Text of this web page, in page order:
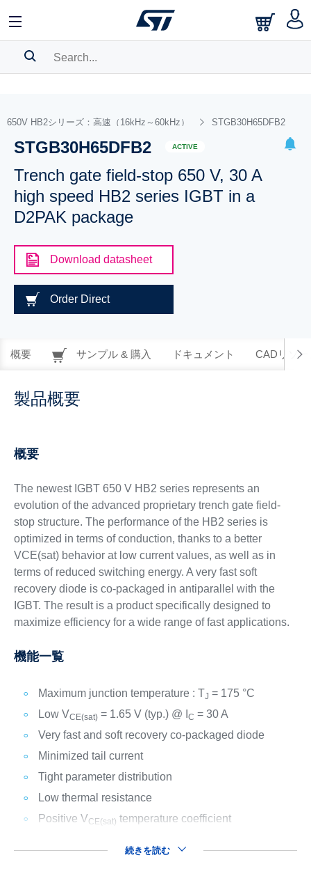
BOOKMARK
Pleaselog into show your saved searches.
650V HB2シリーズ：高速（16kHz～60kHz） STGB30H65DFB2
STGB30H65DFB2 ACTIVE
Trench gate field-stop 650 V, 30 A
high speed HB2 series IGBT in a
D2PAK package
Download datasheet
Order Direct
概要 サンプル & 購入 ドキュメント CADリソー
製品概要
概要
The newest IGBT 650 V HB2 series represents an
evolution of the advanced proprietary trench gate field-
stop structure. The performance of the HB2 series is
optimized in terms of conduction, thanks to a better
VCE(sat) behavior at low current values, as well as in
terms of reduced switching energy. A very fast soft
recovery diode is co-packaged in antiparallel with the
IGBT. The result is a product specifically designed to
maximize efficiency for a wide range of fast applications.
機能一覧
Maximum junction temperature : TJ = 175 °C
Low VCE(sat)= 1.65 V (typ.) @ I C = 30 A
Very fast and soft recovery co-packaged diode
Minimized tail current
Tight parameter distribution
Low thermal resistance
Positive VCE(sat) temperature coefficient
続きを読む